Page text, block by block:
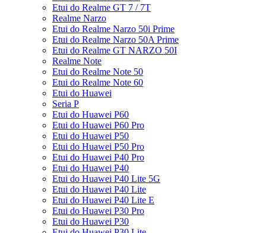
Etui do Realme GT 7 / 7T
Realme Narzo
Etui do Realme Narzo 50i Prime
Etui do Realme Narzo 50A Prime
Etui do Realme GT NARZO 50I
Realme Note
Etui do Realme Note 50
Etui do Realme Note 60
Etui do Huawei
Seria P
Etui do Huawei P60
Etui do Huawei P60 Pro
Etui do Huawei P50
Etui do Huawei P50 Pro
Etui do Huawei P40 Pro
Etui do Huawei P40
Etui do Huawei P40 Lite 5G
Etui do Huawei P40 Lite
Etui do Huawei P40 Lite E
Etui do Huawei P30 Pro
Etui do Huawei P30